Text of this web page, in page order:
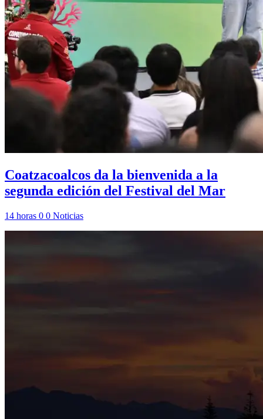
Coatzacoalcos da la bienvenida a la
segunda edición del Festival del Mar
14 horas 0 0 Noticias